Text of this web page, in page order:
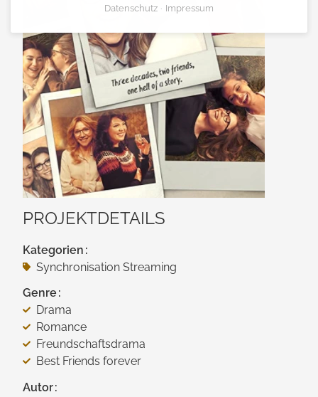
PROJEKTDETAILS
Kategorien
Synchronisation Streaming
Genre
Drama
Romance
Freundschaftsdrama
Best Friends forever
Autor
Datenschutz Impressum